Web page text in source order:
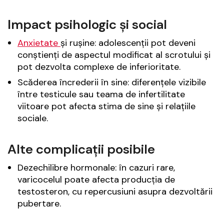
Impact psihologic și social
Anxietate și rușine: adolescenții pot deveni
conștienți de aspectul modificat al scrotului și
pot dezvolta complexe de inferioritate.
Scăderea încrederii în sine: diferențele vizibile
între testicule sau teama de infertilitate
viitoare pot afecta stima de sine și relațiile
sociale.
Alte complicații posibile
Dezechilibre hormonale: în cazuri rare,
varicocelul poate afecta producția de
testosteron, cu repercusiuni asupra dezvoltării
pubertare.